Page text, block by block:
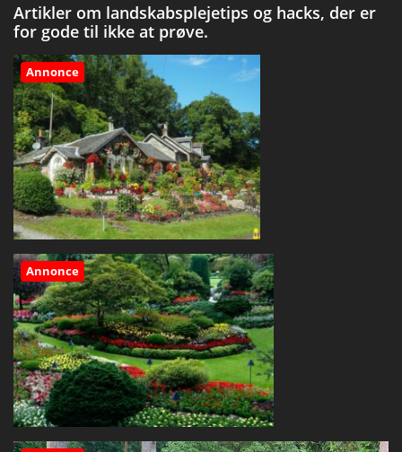
Artikler om landskabsplejetips og hacks, der er
for gode til ikke at prøve.
Annonce
Annonce